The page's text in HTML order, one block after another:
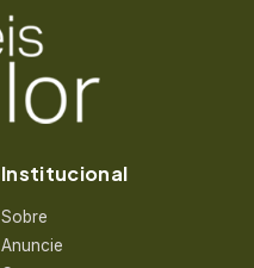
Institucional
Sobre
Anuncie